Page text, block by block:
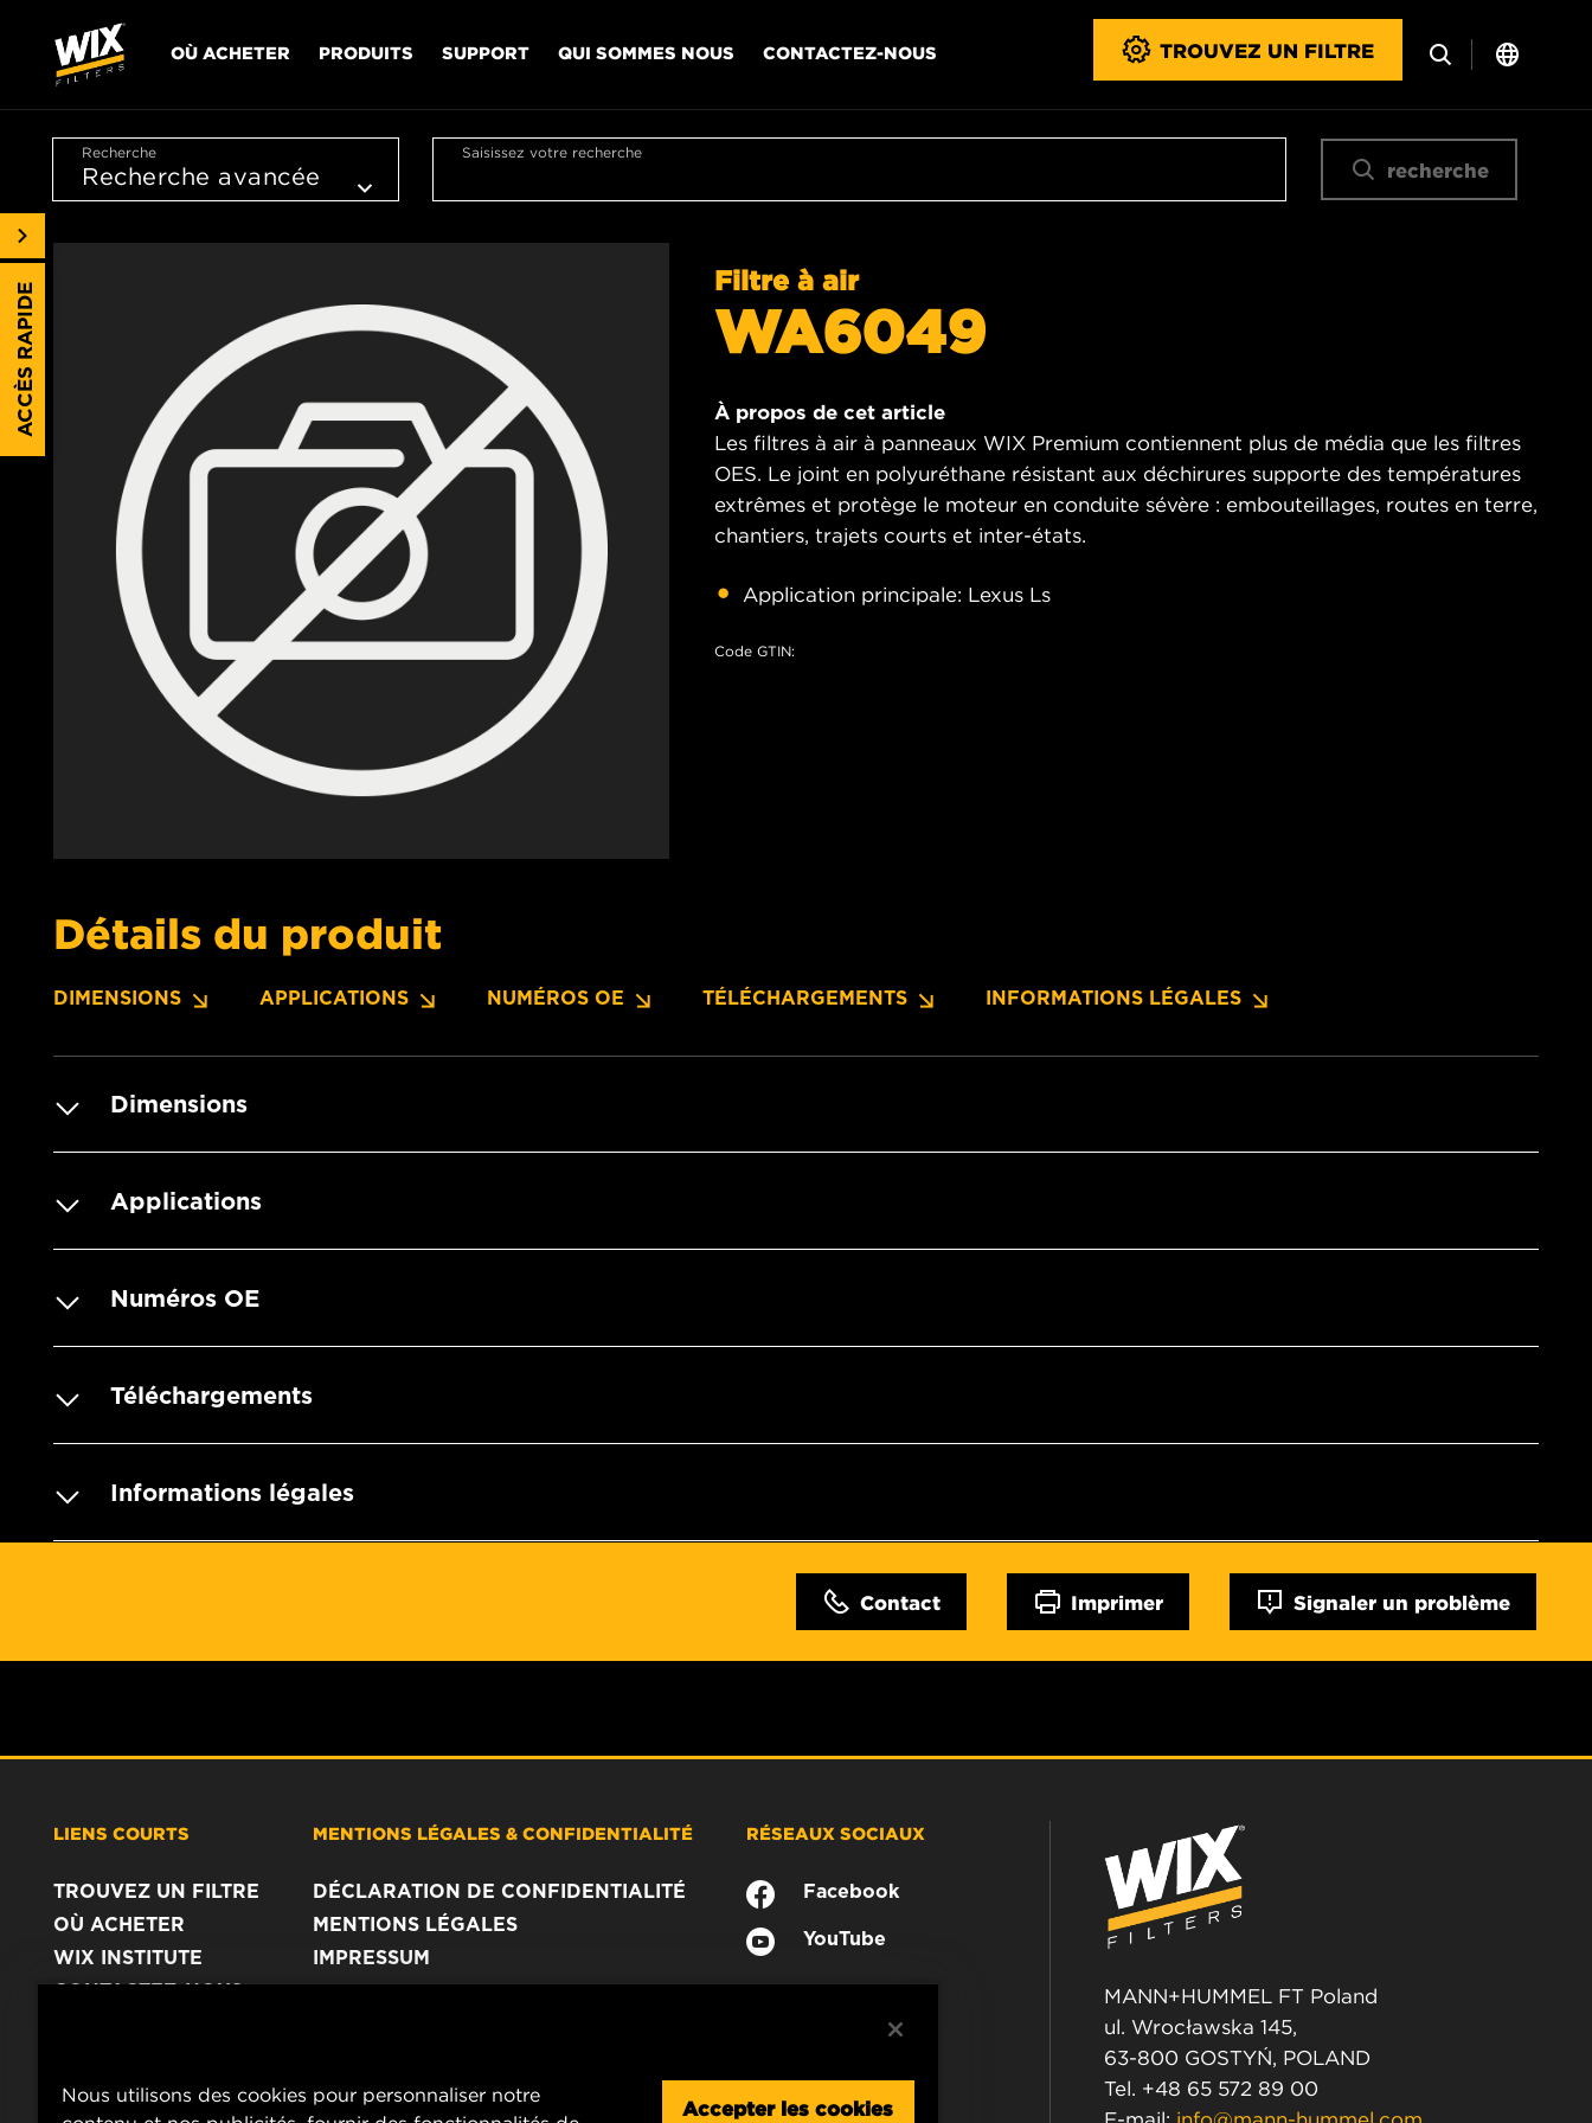
OÙ ACHETER PRODUITS SUPPORT QUI SOMMES NOUS CONTACTEZ-NOUS TROUVEZ UN FILTRE
Recherche Saisissez votre recherche
recherche
Filtre à air
WA6049
À propos de cet article
Les filtres à air à panneaux WIX Premium contiennent plus de média que les filtres
OES. Le joint en polyuréthane résistant aux déchirures supporte des températures
extrêmes et protège le moteur en conduite sévère : embouteillages, routes en terre,
chantiers, trajets courts et inter-états.
Application principale: Lexus Ls
Code GTIN:
Détails du produit
DIMENSIONS APPLICATIONS NUMÉROS OE TÉLÉCHARGEMENTS INFORMATIONS LÉGALES
Dimensions
Applications
Numéros OE
Téléchargements
Informations légales
Contact Imprimer Signaler un problème
ACCÈS RAPIDE
LIENS COURTS
TROUVEZ UN FILTRE
OÙ ACHETER
WIX INSTITUTE
CONTACTEZ-NOUS
MENTIONS LÉGALES & CONFIDENTIALITÉ
DÉCLARATION DE CONFIDENTIALITÉ
MENTIONS LÉGALES
IMPRESSUM
RÉSEAUX SOCIAUX
Facebook
YouTube
MANN+HUMMEL FT Poland
ul. Wrocławska 145,
63-800 GOSTYŃ, POLAND
Tel. +48 65 572 89 00
Nous utilisons des cookies pour personnaliser notre
Accepter les cookies